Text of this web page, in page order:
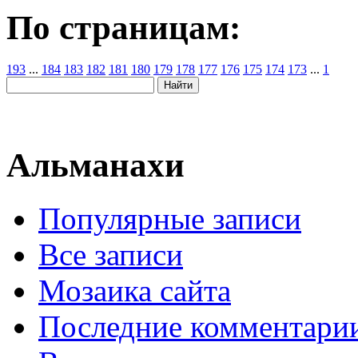
По страницам:
193 ... 184 183 182 181 180 179 178 177 176 175 174 173 ... 1
Альманахи
Популярные записи
Все записи
Мозаика сайта
Последние